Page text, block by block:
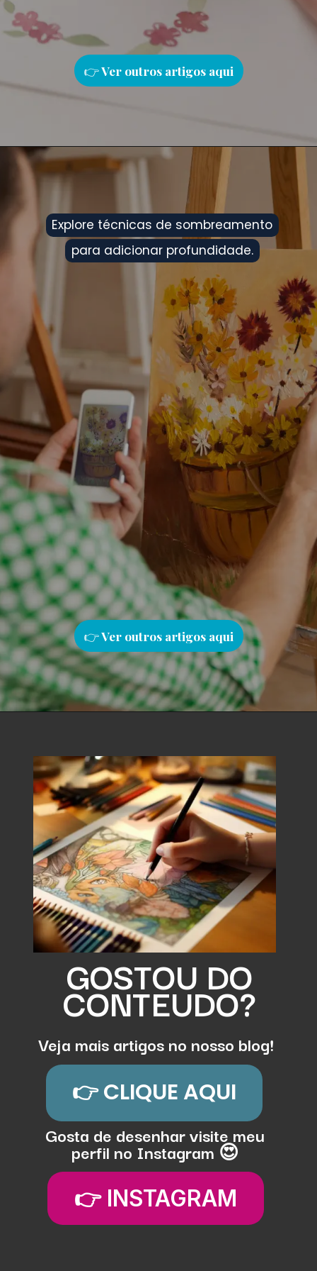
👉Ver outros artigos aqui
Explore técnicas de sombreamento
para adicionar profundidade.
Explore técnicas de sombreamento
para adicionar profundidade.
👉Ver outros artigos aqui
Veja mais artigos no nosso blog!
GOSTOU DO
CONTEUDO?
👉 CLIQUE AQUI
👉 INSTAGRAM
Gosta de desenhar visite meu
perfil no Instagram 😍